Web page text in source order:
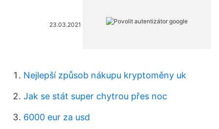
23.03.2021
Nejlepší způsob nákupu kryptoměny uk
Jak se stát super chytrou přes noc
6000 eur za usd